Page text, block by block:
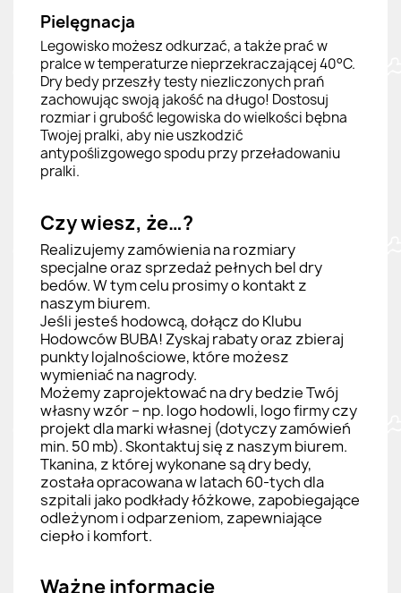
Pielęgnacja
Legowisko możesz odkurzać, a także prać w
pralce w temperaturze nieprzekraczającej 40°C.
Dry bedy przeszły testy niezliczonych prań
zachowując swoją jakość na długo! Dostosuj
rozmiar i grubość legowiska do wielkości bębna
Twojej pralki, aby nie uszkodzić
antypoślizgowego spodu przy przeładowaniu
pralki.
Czy wiesz, że…?
Realizujemy zamówienia na rozmiary
specjalne oraz sprzedaż pełnych bel dry
bedów. W tym celu prosimy o kontakt z
naszym biurem.
Jeśli jesteś hodowcą, dołącz do Klubu
Hodowców BUBA! Zyskaj rabaty oraz zbieraj
punkty lojalnościowe, które możesz
wymieniać na nagrody.
Możemy zaprojektować na dry bedzie Twój
własny wzór – np. logo hodowli, logo firmy czy
projekt dla marki własnej (dotyczy zamówień
min. 50 mb). Skontaktuj się z naszym biurem.
Tkanina, z której wykonane są dry bedy,
została opracowana w latach 60-tych dla
szpitali jako podkłady łóżkowe, zapobiegające
odleżynom i odparzeniom, zapewniające
ciepło i komfort.
Ważne informacje